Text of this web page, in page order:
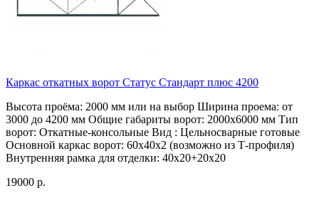
Каркас откатных ворот Статус Стандарт плюс 4200
Высота проёма: 2000 мм или на выбор Ширина проема: от
3000 до 4200 мм Общие габариты ворот: 2000х6000 мм Тип
ворот: Откатные-консольные Вид : Цельносварные готовые
Основной каркас ворот: 60х40х2 (возможно из Т-профиля)
Внутренняя рамка для отделки: 40х20+20х20
19000 р.